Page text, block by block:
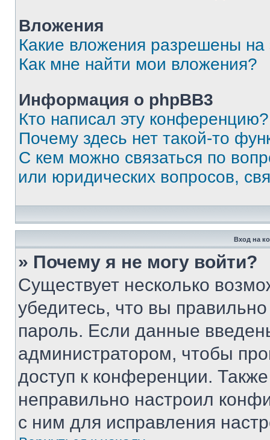
Вложения
Какие вложения разрешены
Как мне найти мои вложения?
Информация о phpBB3
Кто написал эту конференцию?
Почему здесь нет такой-то
С кем можно связаться по
или юридических вопросов,
Вход на
» Почему я не могу войти?
Существует несколько
убедитесь, что вы
пароль. Если данные
администратором, чтобы
доступ к конференции.
неправильно настроил
с ним для исправления